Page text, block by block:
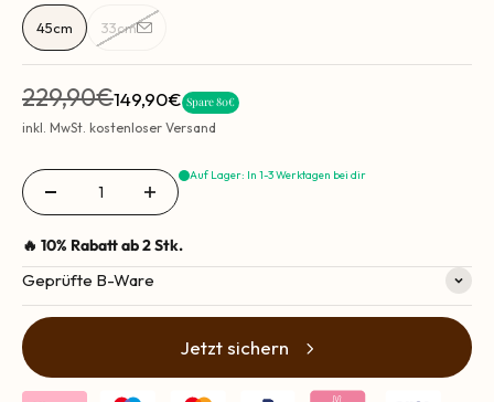
45cm 33cm
Regulärer Preis
229,90€Angebot
149,90€ Spare 80€
inkl. MwSt. kostenloser Versand
Auf Lager: In 1-3 Werktagen bei dir
🔥 10% Rabatt ab 2 Stk.
Geprüfte B-Ware
Jetzt sichern